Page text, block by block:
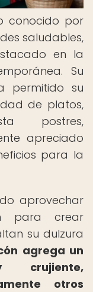
conocido por
saludables,
en la
Su
permitido su
de platos,
postres,
apreciado
para la
aprovechar
para crear
su dulzura
agrega un
crujiente,
otros